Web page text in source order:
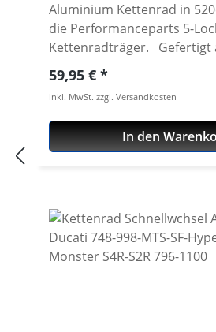
Aluminium Kettenrad in
die Performanceparts 5-
Kettenradträger. Gefertigt
modensten CNC Maschinen
hochfestem und extrem
Luftfahrtaluminium 7075 T6.
verschiedenen Teilungen
Zähnezahlen von 36-47
Kettenrades und der Kette
Verwendung eines
abweichend von der
Regulärer Preis:
59,95 €
inkl. MwSt. zzgl. Versandkosten
In den